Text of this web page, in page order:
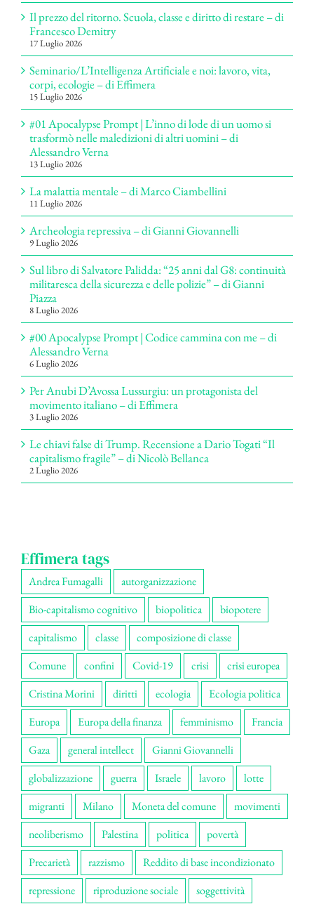
Il prezzo del ritorno. Scuola, classe e diritto di restare – di
Francesco Demitry
17 Luglio 2026
Seminario/L’Intelligenza Artificiale e noi: lavoro, vita,
corpi, ecologie – di Effimera
15 Luglio 2026
#01 Apocalypse Prompt | L’inno di lode di un uomo si
trasformò nelle maledizioni di altri uomini – di
Alessandro Verna
13 Luglio 2026
La malattia mentale – di Marco Ciambellini
11 Luglio 2026
Archeologia repressiva – di Gianni Giovannelli
9 Luglio 2026
Sul libro di Salvatore Palidda: “25 anni dal G8: continuità
militaresca della sicurezza e delle polizie” – di Gianni
Piazza
8 Luglio 2026
#00 Apocalypse Prompt | Codice cammina con me – di
Alessandro Verna
6 Luglio 2026
Per Anubi D’Avossa Lussurgiu: un protagonista del
movimento italiano – di Effimera
3 Luglio 2026
Le chiavi false di Trump. Recensione a Dario Togati “Il
capitalismo fragile” – di Nicolò Bellanca
2 Luglio 2026
Effimera tags
Andrea Fumagalli
autorganizzazione
Bio-capitalismo cognitivo
biopolitica
biopotere
capitalismo
classe
composizione di classe
Comune
confini Covid-19 crisi
crisi europea
Cristina Morini
diritti ecologia
Ecologia politica
Europa
Europa della finanza femminismo
Francia
Gaza
general intellect
Gianni Giovannelli
globalizzazione
guerra Israele lavoro
lotte
migranti
Milano Moneta del comune
movimenti
neoliberismo
Palestina politica
povertà
Precarietà
razzismo
Reddito di base incondizionato
repressione
riproduzione sociale soggettività